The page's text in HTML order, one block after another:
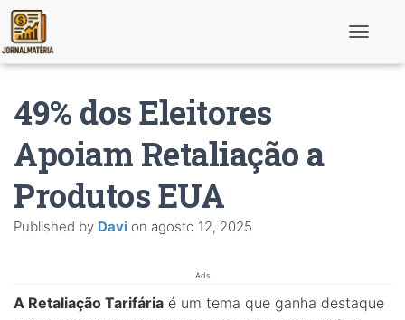
49% dos Eleitores
Apoiam Retaliação a
Produtos EUA
Published by Davi on agosto 12, 2025
Ads
A Retaliação Tarifária é um tema que ganha destaque